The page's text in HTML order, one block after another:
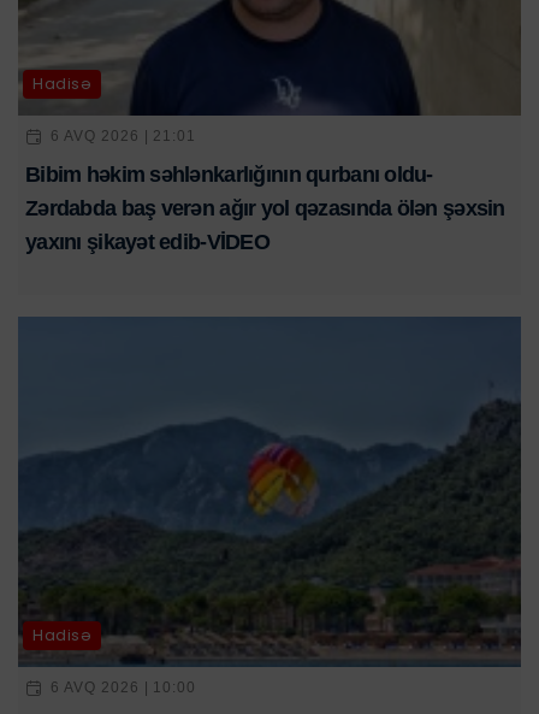
Hadisə
6 AVQ 2026 | 21:01
Bibim həkim səhlənkarlığının qurbanı oldu-
Zərdabda baş verən ağır yol qəzasında ölən şəxsin
yaxını şikayət edib-VİDEO
Hadisə
6 AVQ 2026 | 10:00